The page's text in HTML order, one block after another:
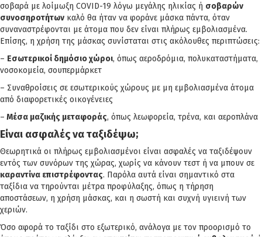
σοβαρά με λοίμωξη COVID-19 λόγω μεγάλης ηλικίας ή σοβαρών
συνοσηροτήτων καλό θα ήταν να φοράνε μάσκα πάντα, όταν
συναναστρέφονται με άτομα που δεν είναι πλήρως εμβολιασμένα.
Επίσης, η χρήση της μάσκας συνίσταται στις ακόλουθες περιπτώσεις:
– Εσωτερικοί δημόσιο χώροι, όπως αεροδρόμια, πολυκαταστήματα,
νοσοκομεία, σουπερμάρκετ
– Συναθροίσεις σε εσωτερικούς χώρους με μη εμβολιασμένα άτομα
από διαφορετικές οικογένειες
– Μέσα μαζικής μεταφοράς, όπως λεωφορεία, τρένα, και αεροπλάνα
Είναι ασφαλές να ταξιδέψω;
Θεωρητικά οι πλήρως εμβολιασμένοι είναι ασφαλές να ταξιδέψουν
εντός των συνόρων της χώρας, χωρίς να κάνουν τεστ ή να μπουν σε
καραντίνα επιστρέφοντας. Παρόλα αυτά είναι σημαντικό στα
ταξίδια να τηρούνται μέτρα προφύλαξης, όπως η τήρηση
αποστάσεων, η χρήση μάσκας, και η σωστή και συχνή υγιεινή των
χεριών.
Όσο αφορά το ταξίδι στο εξωτερικό, ανάλογα με τον προορισμό το